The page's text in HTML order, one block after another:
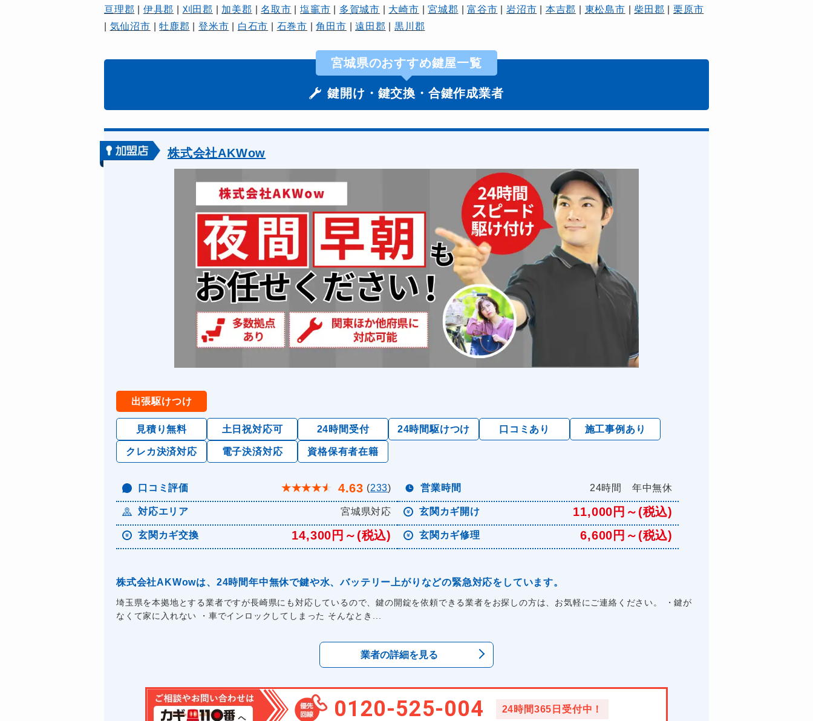
亘理郡 伊具郡 刈田郡 加美郡 |名取市 |塩竈市 多賀城市 大崎市 |宮城郡 |富谷市 岩沼市 本吉郡 東松島市 |柴田郡
栗原市
気仙沼市 |牡鹿郡 |登米市 白石市 石巻市 |角田市 |遠田郡 |黒川郡
宮城県のおすすめ鍵屋一覧
鍵開け・鍵交換・合鍵作成業者
株式会社AKWow
出張駆けつけ
見積り無料 土日祝対応可 24時間受付 24時間駆けつけ 口コミあり 施工事例あり
クレカ決済対応 電子決済対応 資格保有者在籍
口コミ評価 ★★★★★ 4.63 (233) 営業時間 24時間 年中無休
対応エリア 宮城県対応 玄関カギ開け 11,000円～(税込)
玄関カギ交換 14,300円～(税込) 玄関カギ修理 6,600円～(税込)
株式会社AKWowは、24時間年中無休で鍵や水、バッテリー上がりなどの緊急対応をしています。
埼玉県を本拠地とする業者ですが長崎県にも対応しているので、鍵の開錠を依頼できる業者をお探しの方は、お気軽にご連絡ください。 ・鍵が
なくて家に入れない ・車でインロックしてしまった そんなとき...
業者の詳細を見る
0120-525-004 24時間365日受付中！